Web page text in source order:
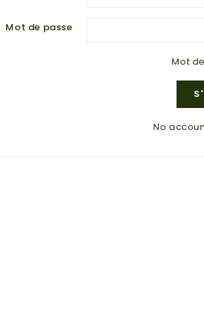
Mot de passe
Mot
No